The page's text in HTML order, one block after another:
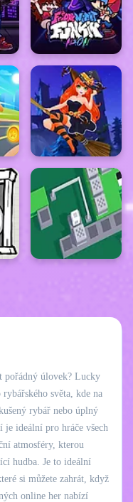
pořádný úlovek? Lucky
světa, kde na
rybář nebo úplný
ideální pro hráče všech
atmosféry, kterou
hudba. Je to ideální
si můžete zahrát, když
online her nabízí